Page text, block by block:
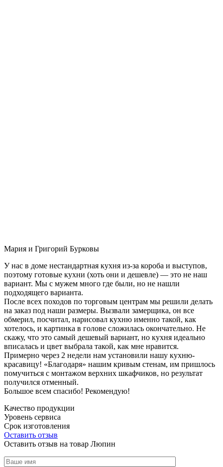
Мария и Григорий Бурковы
У нас в доме нестандартная кухня из-за короба и выступов,
поэтому готовые кухни (хоть они и дешевле) — это не наш
вариант. Мы с мужем много где были, но не нашли
подходящего варианта.
После всех походов по торговым центрам мы решили делать
на заказ под наши размеры. Вызвали замерщика, он все
обмерил, посчитал, нарисовал кухню именно такой, как
хотелось, и картинка в голове сложилась окончательно. Не
скажу, что это самый дешевый вариант, но кухня идеально
вписалась и цвет выбрала такой, как мне нравится.
Примерно через 2 недели нам установили нашу кухню-
красавицу! «Благодаря» нашим кривым стенам, им пришлось
помучиться с монтажом верхних шкафчиков, но результат
получился отменный.
Большое всем спасибо! Рекомендую!
Качество продукции
Уровень сервиса
Срок изготовления
Оставить отзыв
Оставить отзыв на товар Люпин